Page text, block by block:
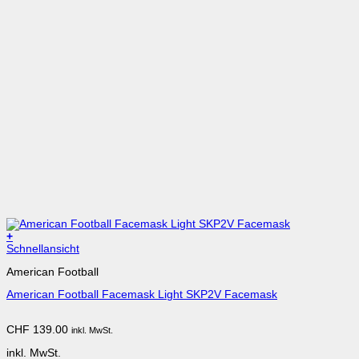
+
Dieses
weist
Varianten
Optionen
auf
Schnellansicht
American Football
American Football Facemask Light SKP2V Facemask
CHF 139.00 inkl. MwSt.
inkl. MwSt.